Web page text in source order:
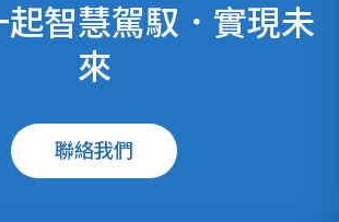
智慧駕馭．實現未
來
聯絡我們